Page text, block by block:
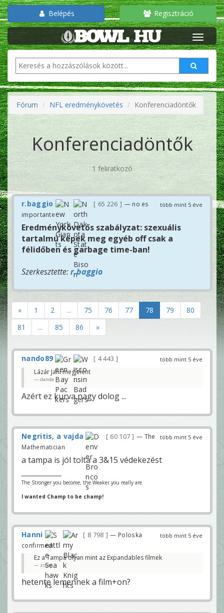
Belépés Regisztráció
Fórum NFL eredménykövetés Konferenciadöntők
Konferenciadöntők
1 feliratkozó
több mint 5 éve
r.baggio 65 226
— no es
importante
Eredménykövetős szabályzat: szexuális
tartalmú képek meg egyéb off csak a
félidőben és garbage time-ban!
Szerkesztette:r.baggio
« 1 2 ... 75 76 77 78 79
80
81
... 85 86 »
több mint 5 éve
nando89
4 443
Lázár Jani megjelent
dande
Azért ez kurva nagy dolog ...
több mint 5 éve
Negritis, a vajda 60 107
— The
Mathematician
a tampa is jól tolta a 3&15 védekezést
The Stronger you become, the Weaker you really are.
I wanted Champ to be champ!
több mint 5 éve
Hanni 8 798
— Poloska
confirmed
Ez a Tampa olyan mint az Expandables filmek
zsoeo
hetente lemennek a film+on?